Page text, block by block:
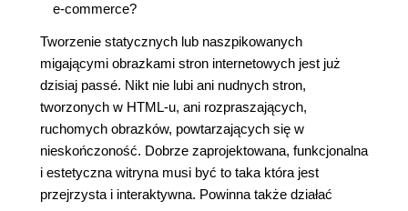
e-commerce?
Tworzenie statycznych lub naszpikowanych
migającymi obrazkami stron internetowych jest już
dzisiaj passé. Nikt nie lubi ani nudnych stron,
tworzonych w HTML-u, ani rozpraszających,
ruchomych obrazków, powtarzających się w
nieskończoność. Dobrze zaprojektowana, funkcjonalna
i estetyczna witryna musi być to taka która jest
przejrzysta i interaktywna. Powinna także działać